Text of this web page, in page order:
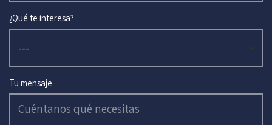
¿Qué te interesa?
Tu mensaje